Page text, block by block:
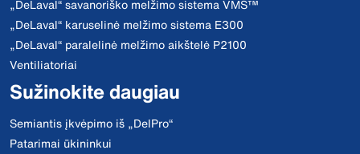
„DeLaval“ savanoriško melžimo sistema VMS™
„DeLaval“ karuselinė melžimo sistema E300
„DeLaval“ paralelinė melžimo aikštelė P2100
Ventiliatoriai
Sužinokite daugiau
Semiantis įkvėpimo iš „DelPro“
Patarimai ūkininkui